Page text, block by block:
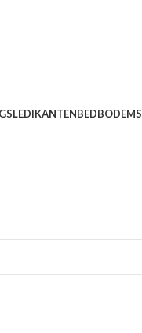
LEDIKANTENBEDBODEMS